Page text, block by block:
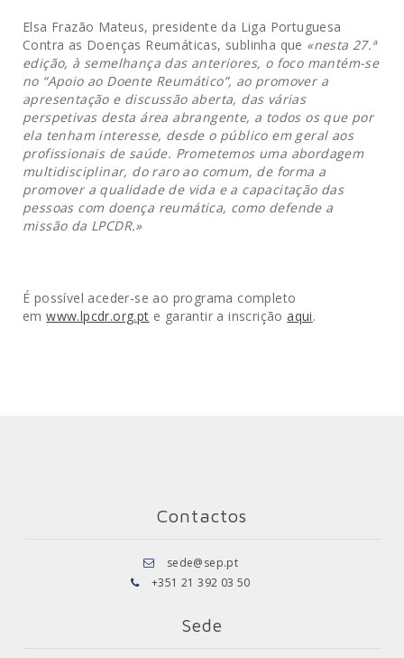
Elsa Frazão Mateus, presidente da Liga Portuguesa
Contra as Doenças Reumáticas, sublinha que «nesta 27.ª
edição, à semelhança das anteriores, o foco mantém-se
no “Apoio ao Doente Reumático”, ao promover a
apresentação e discussão aberta, das várias
perspetivas desta área abrangente, a todos os que por
ela tenham interesse, desde o público em geral aos
profissionais de saúde. Prometemos uma abordagem
multidisciplinar, do raro ao comum, de forma a
promover a qualidade de vida e a capacitação das
pessoas com doença reumática, como defende a
missão da LPCDR.»
É possível aceder-se ao programa completo
emwww.lpcdr.org.pt e garantir a inscriçãoaqui.
Contactos
sede@sep.pt
+351 21 392 03 50
Sede